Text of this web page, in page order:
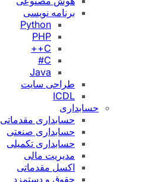
برنامه نویسی
Python
PHP
C++
C#
Java
طراحی سایت
ICDL
حسابداری
حسابداری مقدماتی
حسابداری صنعتی
حسابداری تکمیلی
مدیریت مالی
اکسل مقدماتی
حقوق و دستمزد